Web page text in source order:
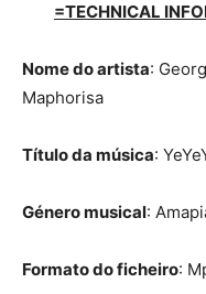
=TECHNICAL
Nome do artista:
Maphorisa
Título da música:
Género musical:
Formato do ficheiro: